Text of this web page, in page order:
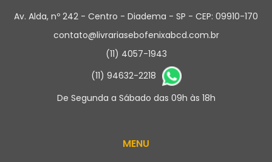
Av. Alda, nº 242 - Centro - Diadema - SP - CEP: 09910-170
contato@livrariasebofenixabcd.com.br
(11) 4057-1943
(11) 94632-2218
De Segunda a Sábado das 09h às 18h
MENU